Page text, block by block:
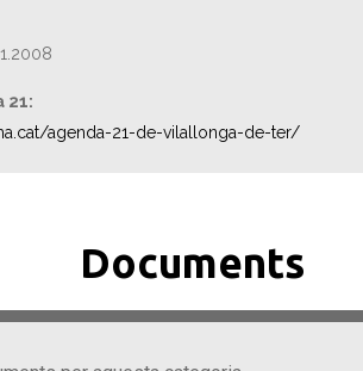
21:
agenda-21-de-vilallonga-de-ter/
Documents